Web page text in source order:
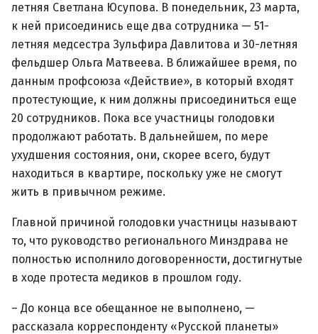
летняя Светлана Юсупова. В понедельник, 23 марта,
к ней присоединись еще два сотрудника — 51-
летняя медсестра Зульфира Давлитова и 30-летняя
фельдшер Ольга Матвеева. В ближайшее время, по
данным профсоюза «Действие», в который входят
протестующие, к ним должны присоединиться еще
20 сотрудников. Пока все участницы голодовки
продолжают работать. В дальнейшем, по мере
ухудшения состояния, они, скорее всего, будут
находиться в квартире, поскольку уже не смогут
жить в привычном режиме.
Главной причиной голодовки участницы называют
то, что руководство регионального Минздрава не
полностью исполнило договоренности, достигнутые
в ходе протеста медиков в прошлом году.
– До конца все обещанное не выполнено, —
рассказала корреспонденту «Русской планеты»